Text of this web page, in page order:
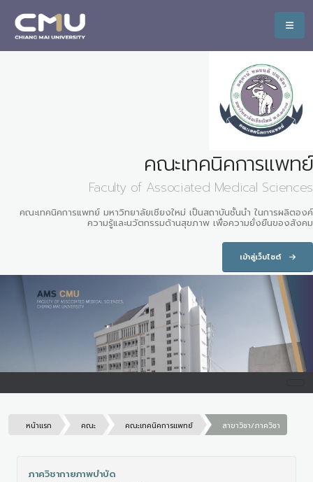
คณะเทคนิคการแพทย์
Faculty of Associated Medical Sciences
คณะเทคนิคการแพทย์ มหาวิทยาลัยเชียงใหม่ เป็นสถาบันชั้นนำ ในการผลิตองค์
ความรู้และนวัตกรรมด้านสุขภาพ เพื่อความยั่งยืนของสังคม
เข้าสู่เว็บไซต์
หน้าแรก คณะ คณะเทคนิคการแพทย์ สาขาวิชา/ภาควิชา
ภาควิชากายภาพบําบัด